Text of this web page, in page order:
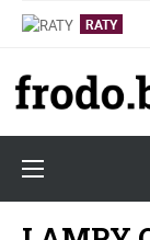
RATY
Toggle
☰
LAMPY
RATY